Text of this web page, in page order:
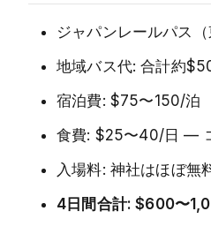
ジャパンレールパス
地域バス代: 合計約
宿泊費: $75〜150/泊
食費: $25〜40/日 —
入場料: 神社はほぼ無
4日間合計: $600〜